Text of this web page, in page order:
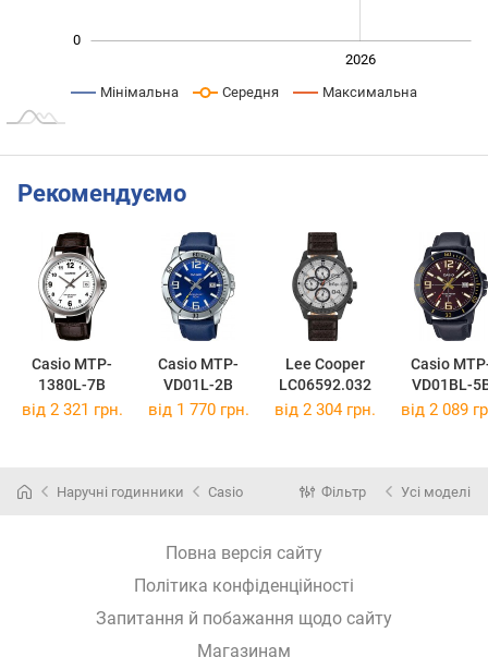
0
2026
Мінімальна Середня Максимальна
Рекомендуємо
Casio MTP-
1380L-7B
Casio MTP-
VD01L-2B
Lee Cooper
LC06592.032
Casio
VD01BL-
від 2 321 грн. від 1 770 грн. від 2 304 грн. від 2 089
Наручні годинники Casio Фільтр Усі моделі
Повна версія сайту
Політика конфіденційності
Запитання й побажання щодо сайту
Магазинам